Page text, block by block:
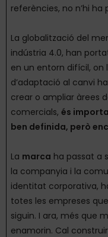
referències, no n’hi
La globalització del
indústria 4.0, han
en un entorn difícil,
d’adaptació al canvi
crear o ampliar àrees
comercials, és
ben definida, però
La marca ha passat a
la companyia i la
identitat corporativa,
totes les empreses
siguin. I ara, més que
enamorin. Cal